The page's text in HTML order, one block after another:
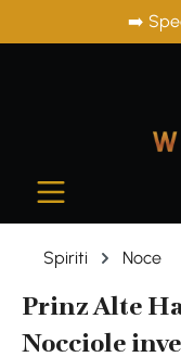
➡️
Spiriti Noce
Prinz Alte
Nocciole